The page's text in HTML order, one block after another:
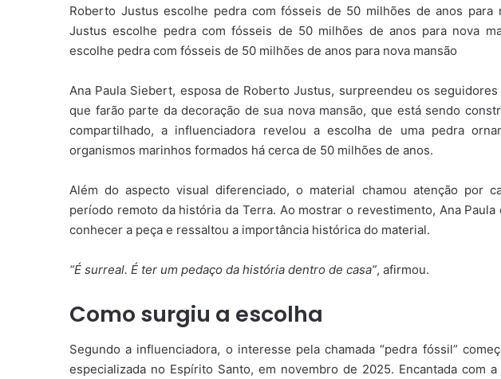
Roberto Justus escolhe pedra com fósseis de 50 milhões de anos para
Justus escolhe pedra com fósseis de 50 milhões de anos para nova
escolhe pedra com fósseis de 50 milhões de anos para nova mansão
Ana Paula Siebert, esposa de Roberto Justus, surpreendeu os
que farão parte da decoração de sua nova mansão, que está sendo
compartilhado, a influenciadora revelou a escolha de uma pedra
organismos marinhos formados há cerca de 50 milhões de anos.
Além do aspecto visual diferenciado, o material chamou atenção por
período remoto da história da Terra. Ao mostrar o revestimento, Ana
conhecer a peça e ressaltou a importância histórica do material.
“É surreal. É ter um pedaço da história dentro de casa”, afirmou.
Como surgiu a escolha
Segundo a influenciadora, o interesse pela chamada “pedra fóssil”
especializada no Espírito Santo, em novembro de 2025. Encantada com